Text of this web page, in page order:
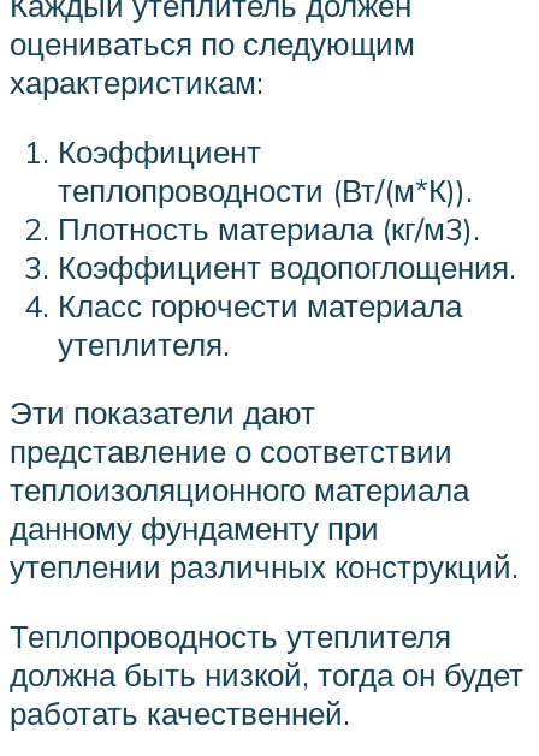
оцениваться по следующим
характеристикам:
Коэффициент
теплопроводности (Вт/(м*К)).
Плотность материала (кг/м3).
Коэффициент водопоглощения.
Класс горючести материала
утеплителя.
Эти показатели дают
представление о соответствии
теплоизоляционного материала
данному фундаменту при
утеплении различных конструкций.
Теплопроводность утеплителя
должна быть низкой, тогда он будет
работать качественней.